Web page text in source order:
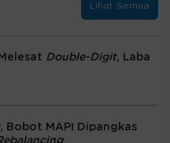
Lihat Semua
Double-Digit, Laba
, Bobot MAPI Dipangkas